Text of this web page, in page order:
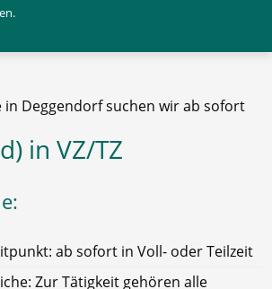
in Deggendorf suchen wir ab sofort
in VZ/TZ
ab sofort in Voll- oder Teilzeit
Zur Tätigkeit gehören alle